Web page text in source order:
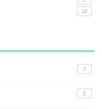
18
3
2